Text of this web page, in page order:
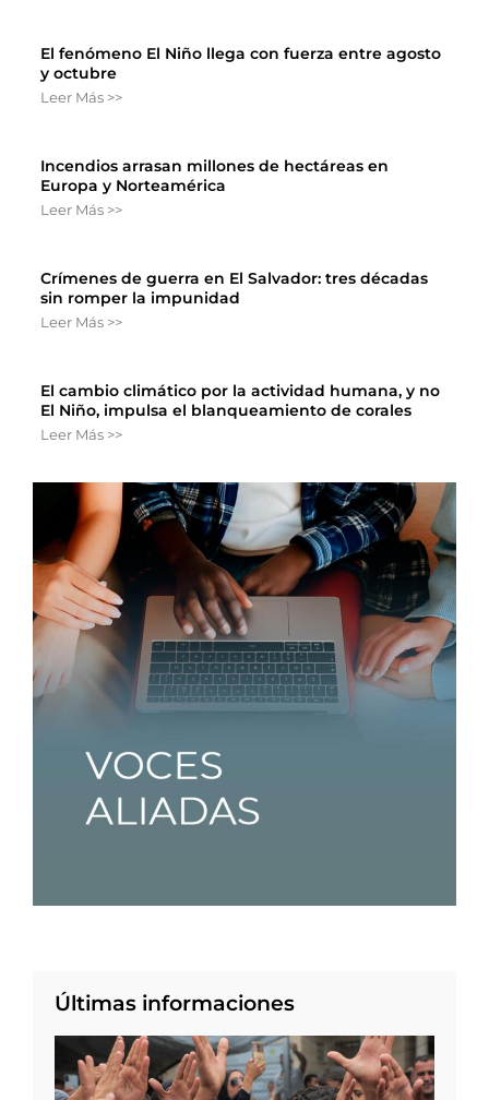
El fenómeno El Niño llega con fuerza entre agosto
y octubre
Leer Más >>
Incendios arrasan millones de hectáreas en
Europa y Norteamérica
Leer Más >>
Crímenes de guerra en El Salvador: tres décadas
sin romper la impunidad
Leer Más >>
El cambio climático por la actividad humana, y no
El Niño, impulsa el blanqueamiento de corales
Leer Más >>
Últimas informaciones